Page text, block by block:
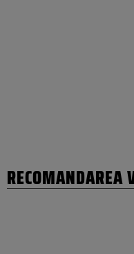
RECOMANDAREA